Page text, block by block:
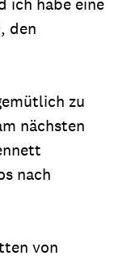
den
zu
nächsten
nach
von